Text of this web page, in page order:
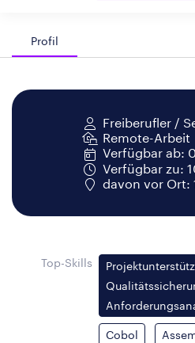
Profil
Freiberufler /
Remote-Arbeit
Verfügbar ab:
Verfügbar zu:
davon vor Ort:
Top-Skills
Cobol